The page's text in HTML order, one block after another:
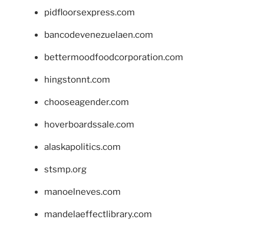
pidfloorsexpress.com
bancodevenezuelaen.com
bettermoodfoodcorporation.com
hingstonnt.com
chooseagender.com
hoverboardssale.com
alaskapolitics.com
stsmp.org
manoelneves.com
mandelaeffectlibrary.com